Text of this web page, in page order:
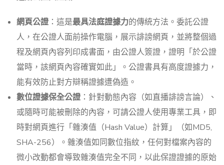
網頁公證 ：這是最具法庭證據力的傳統方法。委託公證
人，在公證人面前操作電腦，展示誹謗網頁，並將整個過
程及網頁內容列印成書面，由公證人簽證，證明「於公證
當時，該網頁內容確實如此」。公證書具有高度證據力，
能有效防止對方辯稱證據遭偽造。
數位證據保全公證 ：針對動態內容（如直播誹謗言論）、
或隨時可能被刪除的內容，可請公證人使用專業工具，即
時對網頁進行「雜湊值（Hash Value）計算」（如MD5,
SHA-256）。雜湊值如同數位指紋，任何對檔案內容的
微小改動都會導致雜湊值完全不同，以此保證證據的原始